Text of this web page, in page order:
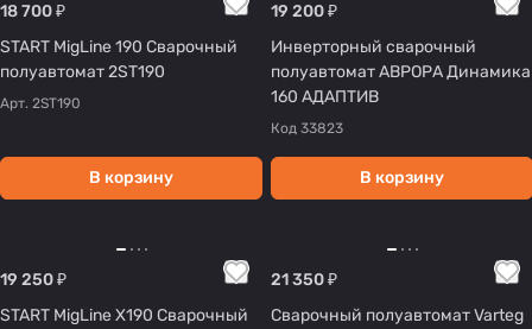
18 700 ₽
START MigLine 190 Сварочный
полуавтомат 2ST190
Арт. 2ST190
В корзину
19 200 ₽
Инверторный сварочный
полуавтомат АВРОРА Динамика
160 АДАПТИВ
Код 33823
В корзину
19 250 ₽
START MigLine X190 Сварочный
21 350 ₽
Сварочный полуавтомат Varteg